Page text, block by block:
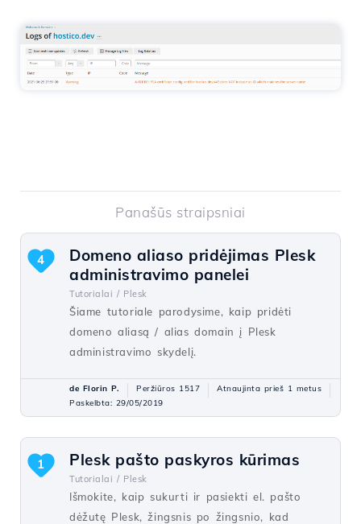
Panašūs straipsniai
Domeno aliaso pridėjimas Plesk
administravimo panelei
Tutorialai / Plesk
Šiame tutoriale parodysime, kaip pridėti
domeno aliasą / alias domain į Plesk
administravimo skydelį.
4
de Florin P. Peržiūros 1517
Atnaujinta prieš 1 metus
Paskelbta: 29/05/2019
Plesk pašto paskyros kūrimas
Tutorialai / Plesk
Išmokite, kaip sukurti ir pasiekti el. pašto
dėžutę Plesk, žingsnis po žingsnio, kad
1